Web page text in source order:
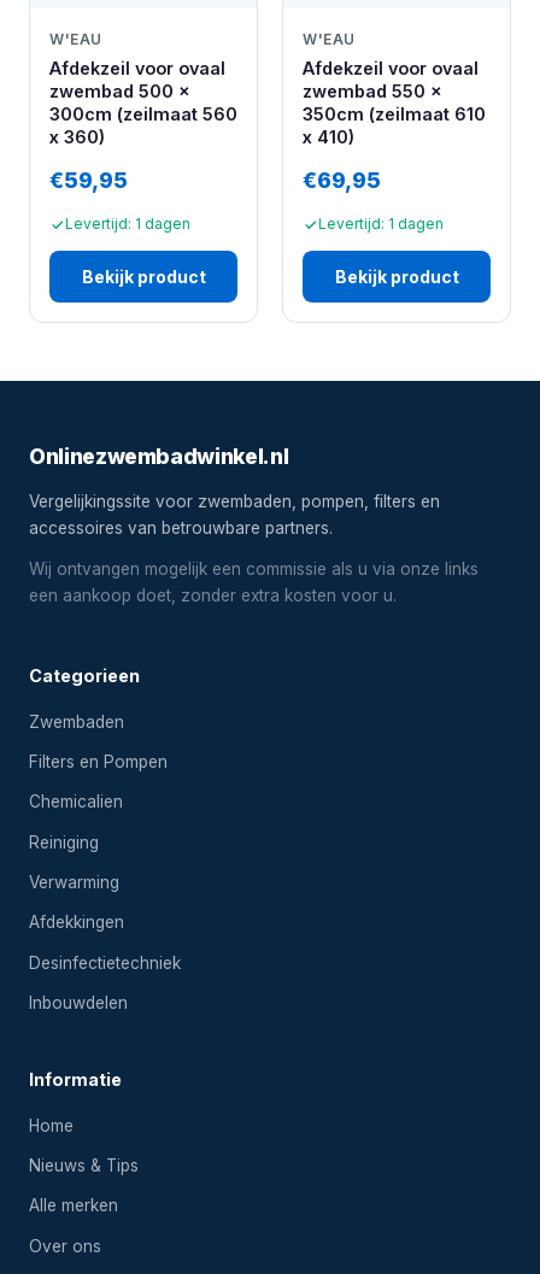
W'EAU
Afdekzeil voor ovaal
zwembad 500 x
300cm (zeilmaat 560
x 360)
€59,95
Levertijd: 1 dagen
Bekijk product
W'EAU
Afdekzeil voor ovaal
zwembad 550 x
350cm (zeilmaat 610
x 410)
€69,95
Levertijd: 1 dagen
Bekijk product
Onlinezwembadwinkel.nl
Vergelijkingssite voor zwembaden, pompen, filters en
accessoires van betrouwbare partners.
Wij ontvangen mogelijk een commissie als u via onze links
een aankoop doet, zonder extra kosten voor u.
Categorieen
Zwembaden
Filters en Pompen
Chemicalien
Reiniging
Verwarming
Afdekkingen
Desinfectietechniek
Inbouwdelen
Informatie
Home
Nieuws & Tips
Alle merken
Over ons